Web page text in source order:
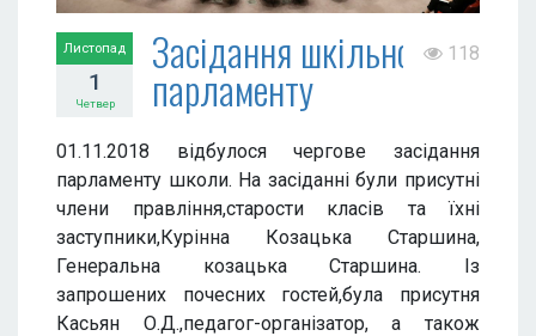
Листопад
1
Четвер
Засідання шкільного
парламенту
118
01.11.2018 відбулося чергове засідання
парламенту школи. На засіданні були присутні
члени правління,старости класів та їхні
заступники,Курінна Козацька Старшина,
Генеральна козацька Старшина. Із
запрошених почесних гостей,була присутня
Касьян О.Д.,педагог-організатор, а також